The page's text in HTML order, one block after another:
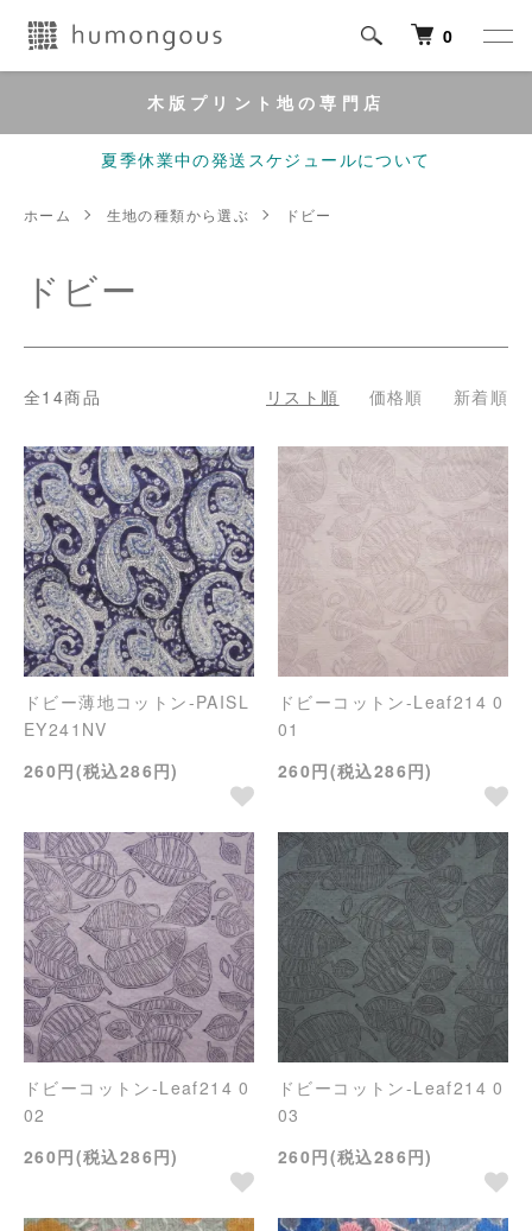
0
木版プリント地の専門店
夏季休業中の発送スケジュールについて
ホーム 生地の種類から選ぶ ドビー
ドビー
全14商品 リスト順 価格順 新着順
ドビー薄地コットン-PAISL
EY241NV
260円(税込286円)
ドビーコットン-Leaf214 0
01
260円(税込286円)
ドビーコットン-Leaf214 0
02
260円(税込286円)
ドビーコットン-Leaf214 0
03
260円(税込286円)